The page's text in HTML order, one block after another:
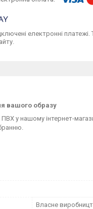
електронні
вашого образу
у нашому інтернет-
Власне